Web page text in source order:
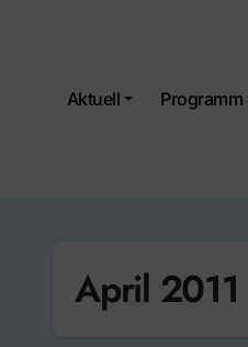
Aktuell Programm
April 2011